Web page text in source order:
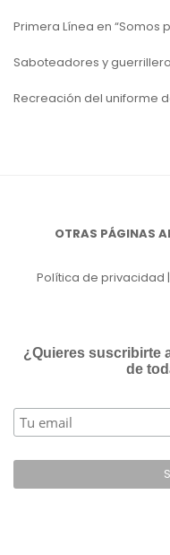
Primera Línea en “Somos
Saboteadores y
Recreación del uniforme
OTRAS PÁGINAS
Política de privacidad |
¿Quieres suscribirte
de